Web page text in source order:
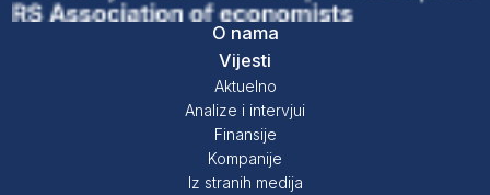
O nama
Vijesti
Aktuelno
Analize i intervjui
Finansije
Kompanije
Iz stranih medija